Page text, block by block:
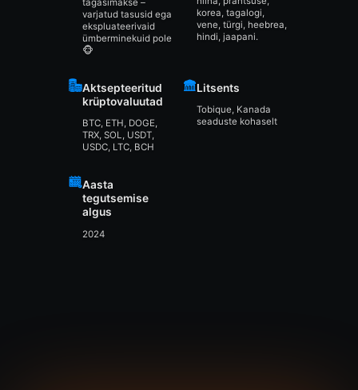
tagasimakse –
varjatud tasusid ega
ekspluateerivaid
ümberminekuid pole
🐵
korea, tagalogi,
vene, türgi, heebrea,
hindi, jaapani.
Aktsepteeritud
krüptovaluutad
BTC, ETH, DOGE,
TRX, SOL, USDT,
USDC, LTC, BCH
Litsents
Tobique, Kanada
seaduste kohaselt
Aasta
tegutsemise
algus
2024